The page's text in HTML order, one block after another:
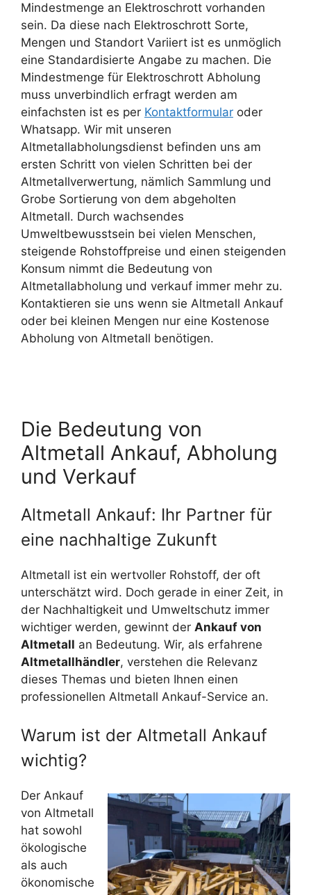
Mindestmenge an Elektroschrott vorhanden
sein. Da diese nach Elektroschrott Sorte,
Mengen und Standort Variiert ist es unmöglich
eine Standardisierte Angabe zu machen. Die
Mindestmenge für Elektroschrott Abholung
muss unverbindlich erfragt werden am
einfachsten ist es per Kontaktformular oder
Whatsapp. Wir mit unseren
Altmetallabholungsdienst befinden uns am
ersten Schritt von vielen Schritten bei der
Altmetallverwertung, nämlich Sammlung und
Grobe Sortierung von dem abgeholten
Altmetall. Durch wachsendes
Umweltbewusstsein bei vielen Menschen,
steigende Rohstoffpreise und einen steigenden
Konsum nimmt die Bedeutung von
Altmetallabholung und verkauf immer mehr zu.
Kontaktieren sie uns wenn sie Altmetall Ankauf
oder bei kleinen Mengen nur eine Kostenose
Abholung von Altmetall benötigen.
Die Bedeutung von
Altmetall Ankauf, Abholung
und Verkauf
Altmetall Ankauf: Ihr Partner für
eine nachhaltige Zukunft
Altmetall ist ein wertvoller Rohstoff, der oft
unterschätzt wird. Doch gerade in einer Zeit, in
der Nachhaltigkeit und Umweltschutz immer
wichtiger werden, gewinnt der Ankauf von
Altmetall an Bedeutung. Wir, als erfahrene
Altmetallhändler, verstehen die Relevanz
dieses Themas und bieten Ihnen einen
professionellen Altmetall Ankauf-Service an.
Warum ist der Altmetall Ankauf
wichtig?
Der Ankauf
von Altmetall
hat sowohl
ökologische
als auch
ökonomische